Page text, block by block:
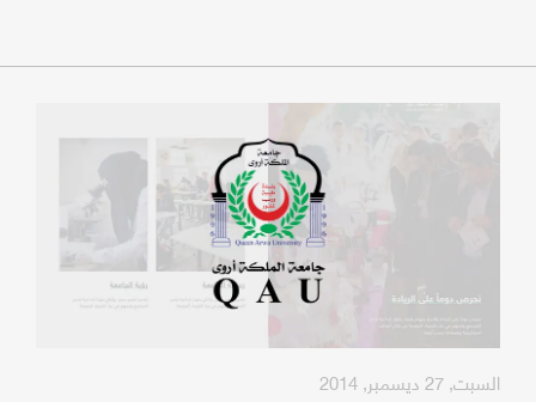
السبت, 27 ديسمبر, 2014